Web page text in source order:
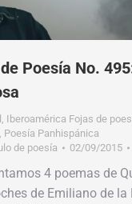
Poesía No.
Iberoamérica Fojas de
Poesía Panhispánica
de poesía 02/09/2015
4 poemas de
de Emiliano de la